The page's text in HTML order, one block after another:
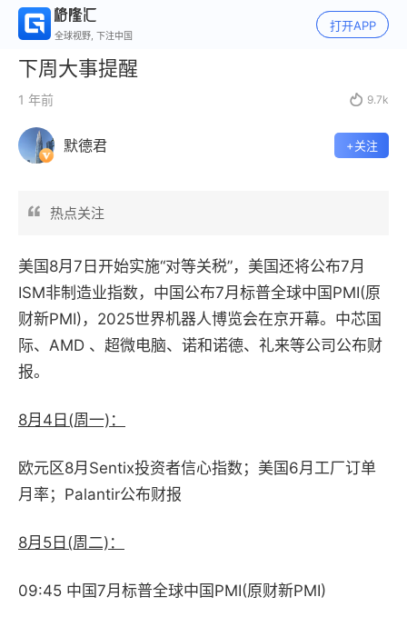
全球视野, 下注中国
打开APP
下周大事提醒
1 年前  9.7k
默德君 +关注
热点关注
美国8月7日开始实施“对等关税”，美国还将公布7月
ISM非制造业指数，中国公布7月标普全球中国PMI(原
财新PMI)，2025世界机器人博览会在京开幕。中芯国
际、AMD 、超微电脑、诺和诺德、礼来等公司公布财
报。
8月4日(周一)：
欧元区8月Sentix投资者信心指数；美国6月工厂订单
月率；Palantir公布财报
8月5日(周二)：
09:45 中国7月标普全球中国PMI(原财新PMI)